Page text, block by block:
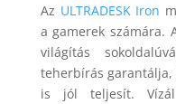
Az ULTRADESK Iron
a gamerek számára.
világítás
teherbírás garantálja,
is jól teljesít.